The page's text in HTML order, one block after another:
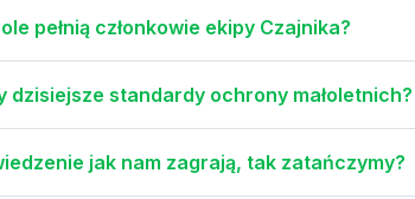
pełnią członkowie ekipy Czajnika?
dzisiejsze standardy ochrony małoletnich?
jak nam zagrają, tak zatańczymy?